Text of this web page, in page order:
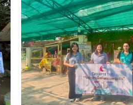
สำหรับเด็กแรกเกิด 📍[…]